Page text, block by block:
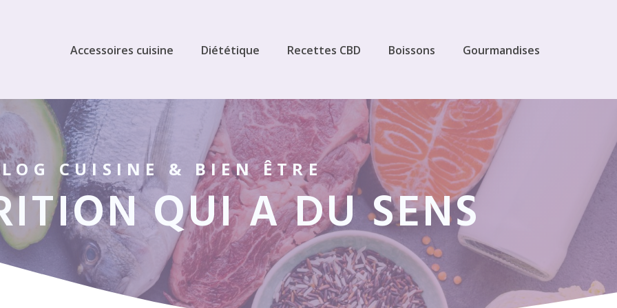
Accessoires cuisine Diététique Recettes CBD Boissons Gourmandises
CUISINE & BIEN ÊTRE
QUI A DU SENS